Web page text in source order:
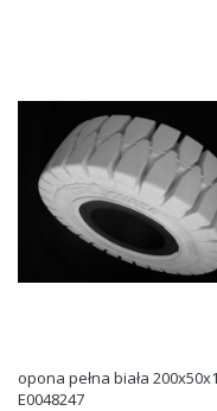
opona pełna biała
E0048247